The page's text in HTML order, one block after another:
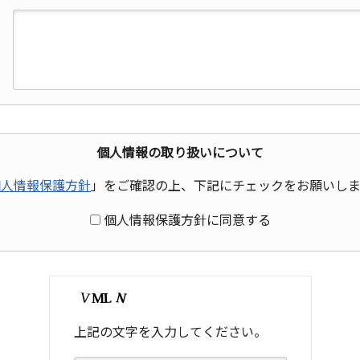
個人情報の取り扱いについて
情報保護方針」をご確認の上、 下記にチェックをお願いし
個人情報保護方針に同意する
上記の文字を入力してください。